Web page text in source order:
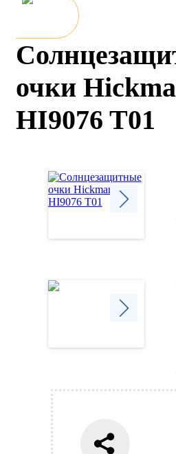
очки
HI9076 T01